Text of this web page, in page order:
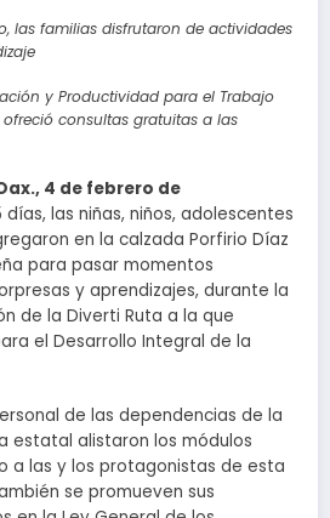
las familias disfrutaron de actividades
y Productividad para el Trabajo
consultas gratuitas a las
4 de febrero de
días, las niñas, niños, adolescentes
en la calzada Porfirio Díaz
para pasar momentos
y aprendizajes, durante la
de la Diverti Ruta a la que
el Desarrollo Integral de la
de las dependencias de la
estatal alistaron los módulos
a las y los protagonistas de esta
se promueven sus